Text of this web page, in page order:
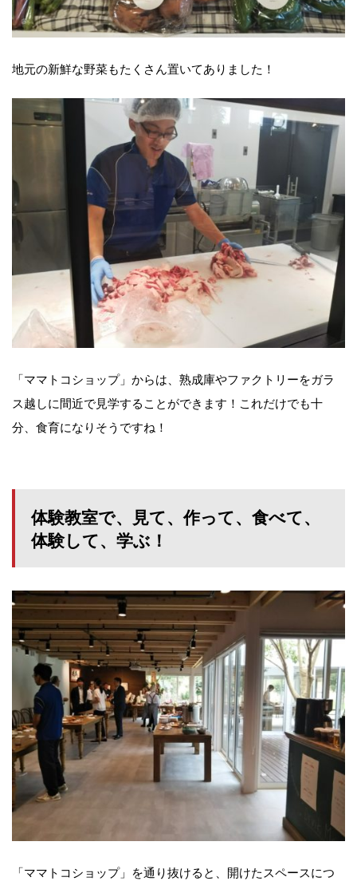
地元の新鮮な野菜もたくさん置いてありました！
「ママトコショップ」からは、熟成庫やファクトリーをガラ
ス越しに間近で見学することができます！これだけでも十
分、食育になりそうですね！
体験教室で、見て、作って、食べて、
体験して、学ぶ！
「ママトコショップ」を通り抜けると、開けたスペースにつ